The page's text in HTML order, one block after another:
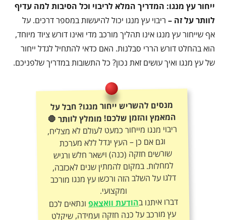
ייחור עץ מנגו: המדריך המלא לריבוי וכל הסיבות למה עדיף
לוותר על זה – ריבוי עץ מנגו יכול להיעשות במספר דרכים. על
אף שייחור עץ מנגו אינו תהליך מורכב מדי ואינו דורש ציוד מיוחד,
הוא בהחלט דורש הררי סבלנות. האם כדאי להתחיל לגדל ייחור
של עץ מנגו ואיך עושים זאת נכון? כל התשובות במדריך שלפניכם.
מנסים להשריש ייחור מנגו? חבל על
המאמץ והזמן שלכם! מומלץ לוותר 🛑
ריבוי מנגו מייחור כמעט לעולם לא מצליח,
וגם אם כן – העץ יגדל ללא מערכת
שורשים חזקה (כנה) וישאר חלש ורגיש
למחלות. במקום להמתין שנים לאכזבה,
דלגו על השלב הזה ורכשו עץ מנגו מורכב
ומקצועי.
דברו איתנו בהודעת וואצאפונתאים לכם
עץ מורכב על כנה חזקה ועמידה, שיקלט